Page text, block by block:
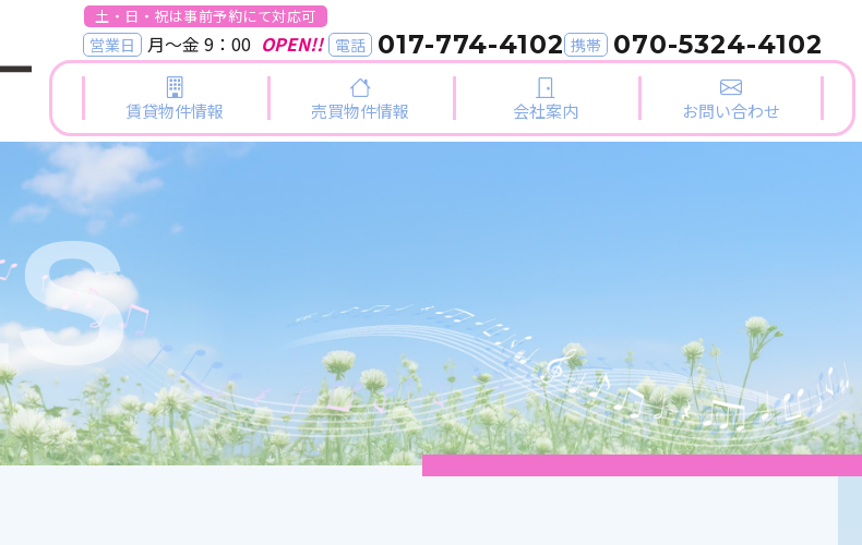
土・日・祝は事前予約にて対応可
営業日 月～金 9：00 OPEN!! 電話 017-774-4102 携帯 070-5324-4102
賃貸物件情報 売買物件情報 会社案内 お問い合わせ